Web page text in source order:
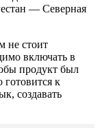
— Северная
не стоит
включать в
продукт был
к
создавать